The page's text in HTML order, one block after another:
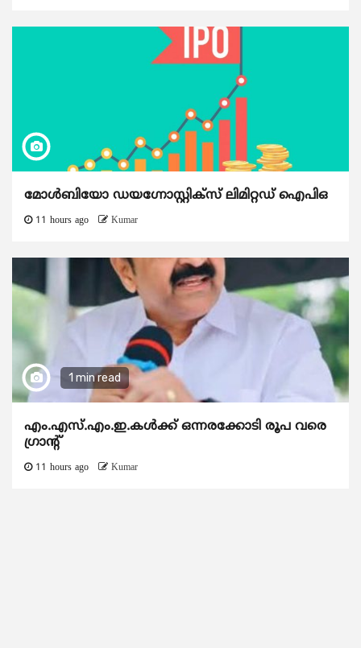
മോൾബിയോ ഡയഗ്നോസ്റ്റിക്സ് ലിമിറ്റഡ് ഐപിഒ
11 hours ago Kumar
1 min read
എം.എസ്.എം.ഇ.കൾക്ക് ഒന്നരക്കോടി രൂപ വരെ
ഗ്രാന്റ്
11 hours ago Kumar